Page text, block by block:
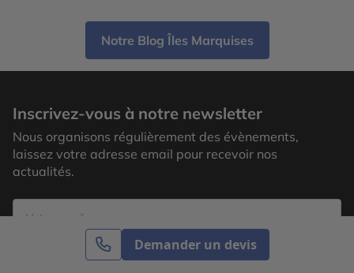
Demander un devis
Notre Blog Îles Marquises
Inscrivez-vous à notre newsletter
Nous organisons régulièrement des évènements,
laissez votre adresse email pour recevoir nos
actualités.